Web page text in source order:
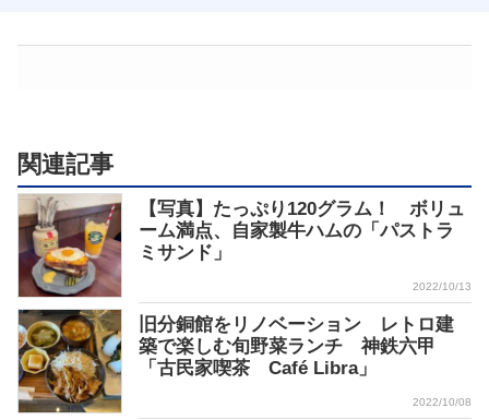
関連記事
【写真】たっぷり120グラム！ ボリュ
ーム満点、自家製牛ハムの「パストラ
ミサンド」
2022/10/13
旧分銅館をリノベーション レトロ建
築で楽しむ旬野菜ランチ 神鉄六甲
「古民家喫茶 Café Libra」
2022/10/08